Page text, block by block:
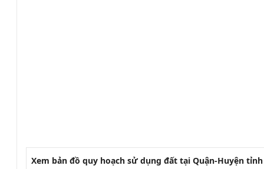
Xem bản đồ quy hoạch sử dụng đất tại Quận-Huyện tỉnh